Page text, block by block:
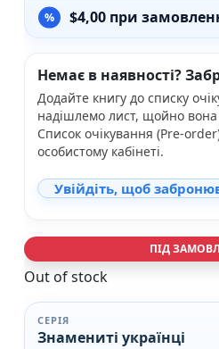
$4,00 при
Немає в наявності?
Додайте книгу до списку
надішлемо лист, щойно вона
Список очікування (Pre-
особистому кабінеті.
Увійдіть, щоб
ПІД
Out of stock
СЕРІЯ
Знамениті українцi